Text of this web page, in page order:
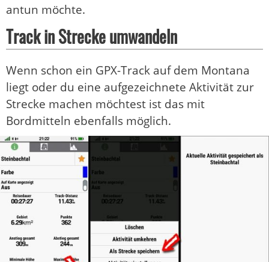
antun möchte.
Track in Strecke umwandeln
Wenn schon ein GPX-Track auf dem Montana
liegt oder du eine aufgezeichnete Aktivität zur
Strecke machen möchtest ist das mit
Bordmitteln ebenfalls möglich.